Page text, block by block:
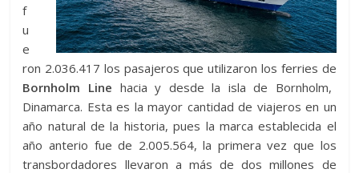
f
u
e
ron 2.036.417 los pasajeros que utilizaron los ferries de
Bornholm Line hacia y desde la isla de Bornholm,
Dinamarca. Esta es la mayor cantidad de viajeros en un
año natural de la historia, pues la marca establecida el
año anterio fue de 2.005.564, la primera vez que los
transbordadores llevaron a más de dos millones de